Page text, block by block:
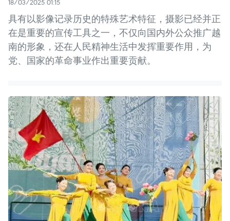
具有以影像记录历史的特殊艺术特征，摄影已经并正
在是重要的宣传工具之一，不仅向国内外公众推广越
南的形象，还在人民精神生活中发挥重要作用，为
党、国家的革命事业作出重要贡献。